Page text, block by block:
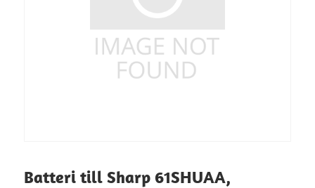
Batteri till Sharp 61SHUAA,